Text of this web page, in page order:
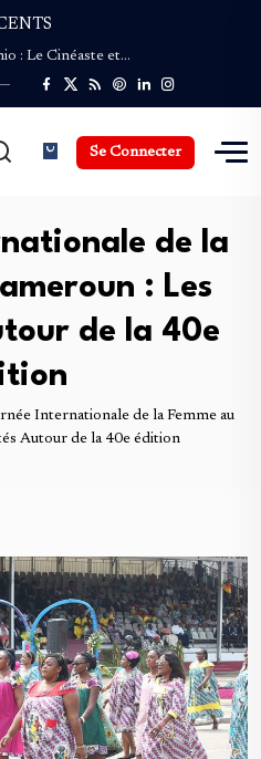
la Presse Culturelle :…
: Le Cinéaste et…
pour une Deuxième édition…
du Monde de…
la Presse Culturelle :…
pour une Deuxième édition…
Se Connecter
de la
: Les
de la 40e
Internationale de la Femme au
Autour de la 40e édition